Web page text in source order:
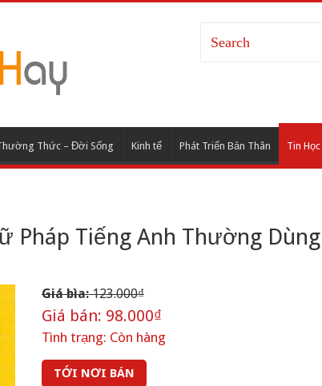
Thức – Đời Sống Kinh tế Phát Triển Bản Thân Tin
Pháp Tiếng Anh Thường
Giá bìa:123.000₫
Giá bán: 98.000₫
Tình trạng: Còn hàng
TỚI NƠI BÁN